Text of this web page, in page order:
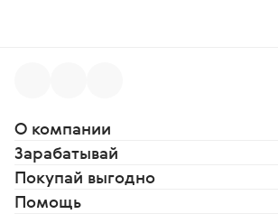
О компании
Зарабатывай
Покупай выгодно
Помощь